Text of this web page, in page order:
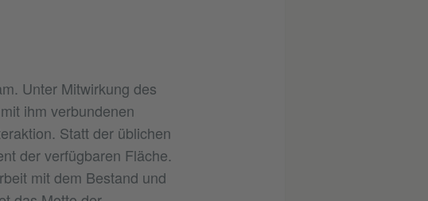
Unter Mitwirkung des
ihm verbundenen
Statt der üblichen
der verfügbaren Fläche.
mit dem Bestand und